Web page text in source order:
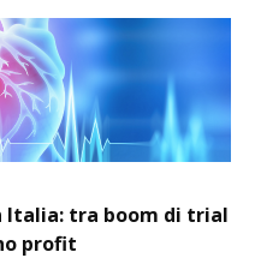
Italia: tra boom di trial
profit